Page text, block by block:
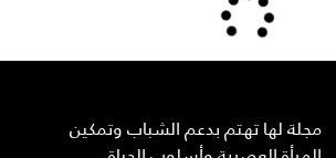
مجلة لها تهتم بدعم الشباب وتمكين